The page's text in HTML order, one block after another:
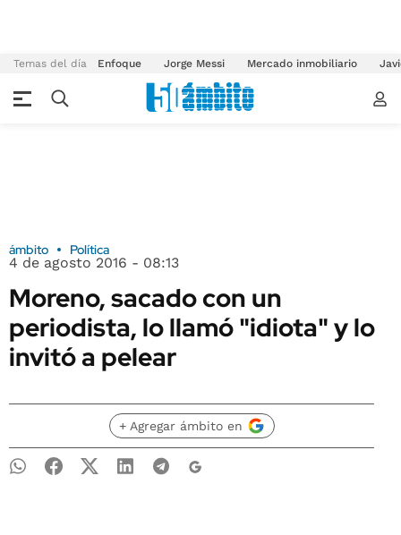
Temas del día Enfoque Jorge Messi Mercado inmobiliario
ámbito Política
4 de agosto 2016 - 08:13
Moreno, sacado con un
periodista, lo llamó "idiota" y lo
invitó a pelear
+ Agregar ámbito en